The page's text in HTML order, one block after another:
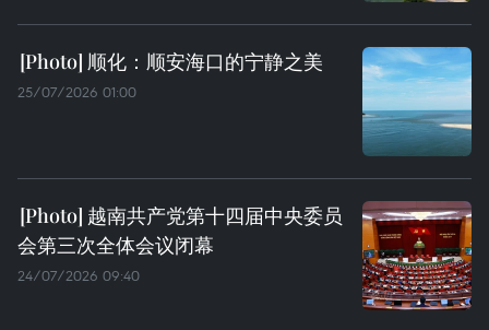
顺化：顺安海口的宁静之美
25/07/2026 01:00
越南共产党第十四届中央委员
会第三次全体会议闭幕
24/07/2026 09:40